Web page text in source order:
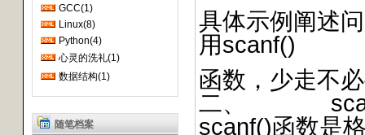
GCC(1)
Linux(8)
Python(4)
心灵的洗礼(1)
数据结构(1)
随笔档案
具体示例阐述
用scanf()
函数，少走不
二、
scanf()函数是